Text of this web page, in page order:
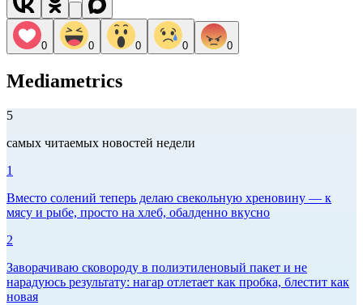
0 0 0 0 0
Mediametrics
5
самых читаемых новостей недели
1
Вместо солений теперь делаю свекольную хреновину — к
мясу и рыбе, просто на хлеб, обалденно вкусно
2
Заворачиваю сковороду в полиэтиленовый пакет и не
нарадуюсь результату: нагар отлетает как пробка, блестит как
новая